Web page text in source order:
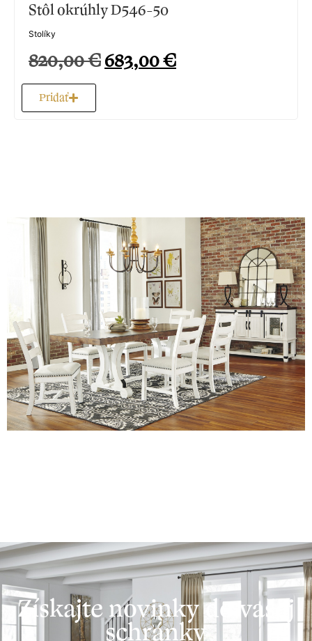
Stôl okrúhly D546-50
Stolíky
820,00€683,00€
Pridať
Získajte novinky do vašej
schránky